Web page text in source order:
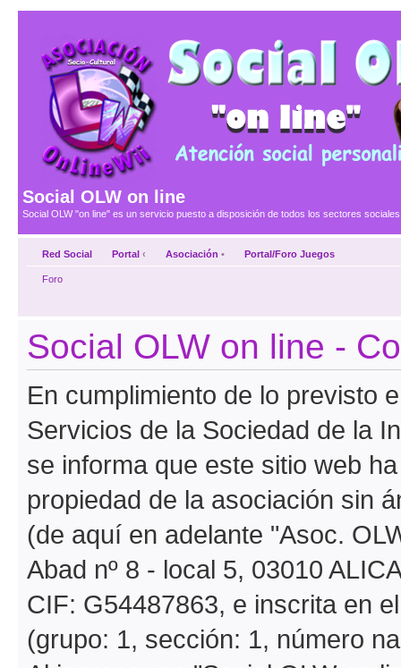
Social OLW on line
Social OLW "on line" es un servicio puesto a disposición de todos los sectores
Red Social Portal ‹ Asociación • Portal/Foro Juegos
Foro
Social OLW on line -
En cumplimiento de lo previsto
Servicios de la Sociedad de la
se informa que este sitio web
propiedad de la asociación sin
(de aquí en adelante "Asoc.
Abad nº 8 - local 5, 03010
CIF: G54487863, e inscrita en
(grupo: 1, sección: 1, número